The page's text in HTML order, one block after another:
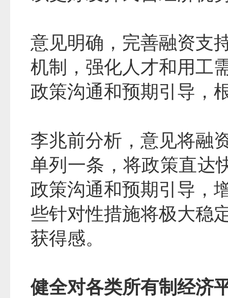
意见明确，完善融资支
机制，强化人才和用工
政策沟通和预期引导，
李兆前分析，意见将融
单列一条，将政策直达
政策沟通和预期引导，
些针对性措施将极大稳
获得感。
健全对各类所有制经济